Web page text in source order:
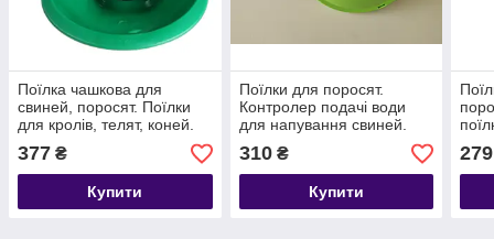
Поїлка чашкова для
свиней, поросят. Поїлки
для кролів, телят, коней.
Автоматична поїлка для
кіз та овець
377 ₴
Купити
Поїлки для поросят.
Контролер подачі води
для напування свиней.
Редуктор для напування
поросят.
310₴
Купити
279